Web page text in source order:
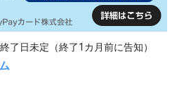
了日未定（終了1カ月前に告知）